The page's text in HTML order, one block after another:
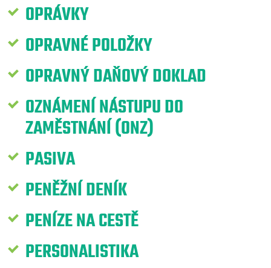
OPRÁVKY
OPRAVNÉ POLOŽKY
OPRAVNÝ DAŇOVÝ DOKLAD
OZNÁMENÍ NÁSTUPU DO
ZAMĚSTNÁNÍ (ONZ)
PASIVA
PENĚŽNÍ DENÍK
PENÍZE NA CESTĚ
PERSONALISTIKA